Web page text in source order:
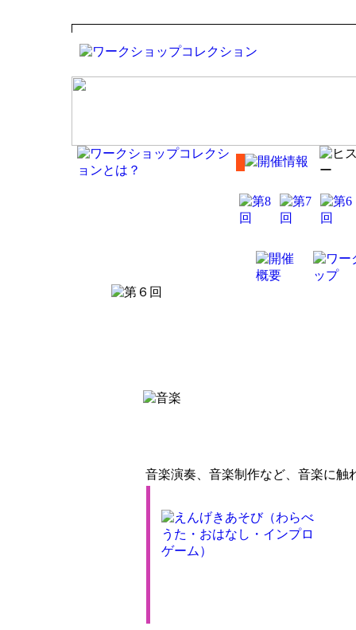
音楽演奏、音楽制作など、音楽に触